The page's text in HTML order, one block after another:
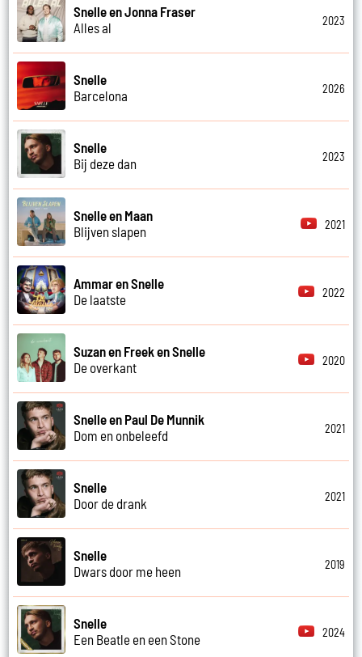
Snelle en Jonna Fraser
Alles al
2023
Snelle
Barcelona
2026
Snelle
Bij deze dan
2023
Snelle en Maan
Blijven slapen
2021
Ammar en Snelle
De laatste
2022
Suzan en Freek en Snelle
De overkant
2020
Snelle en Paul De Munnik
Dom en onbeleefd
2021
Snelle
Door de drank
2021
Snelle
Dwars door me heen
2019
Snelle
Een Beatle en een Stone
2024